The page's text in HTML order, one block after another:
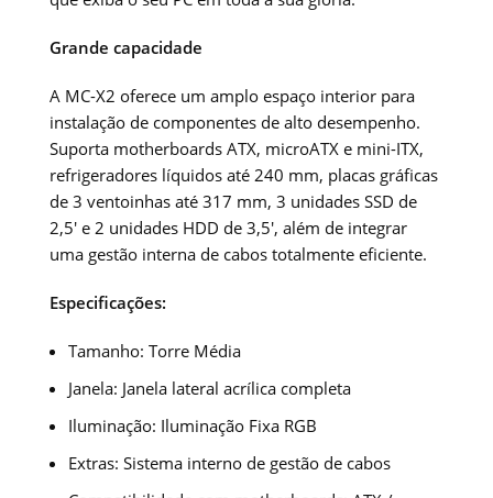
Grande capacidade
A MC-X2 oferece um amplo espaço interior para
instalação de componentes de alto desempenho.
Suporta motherboards ATX, microATX e mini-ITX,
refrigeradores líquidos até 240 mm, placas gráficas
de 3 ventoinhas até 317 mm, 3 unidades SSD de
2,5′ e 2 unidades HDD de 3,5′, além de integrar
uma gestão interna de cabos totalmente eficiente.
Especificações:
Tamanho: Torre Média
Janela: Janela lateral acrílica completa
Iluminação: Iluminação Fixa RGB
Extras: Sistema interno de gestão de cabos